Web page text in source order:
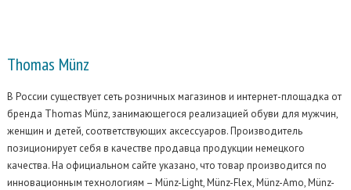
Thomas Münz
В России существует сеть розничных магазинов и интернет-площадка от
бренда Thomas Münz, занимающегося реализацией обуви для мужчин,
женщин и детей, соответствующих аксессуаров. Производитель
позиционирует себя в качестве продавца продукции немецкого
качества. На официальном сайте указано, что товар производится по
инновационным технологиям – Münz-Light, Münz-Flex, Münz-Amo, Münz-